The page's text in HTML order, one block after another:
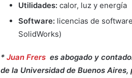
Utilidades: calor, luz y energía
Software: licencias de
SolidWorks)
* Juan Frers es abogado y
de la Universidad de Buenos